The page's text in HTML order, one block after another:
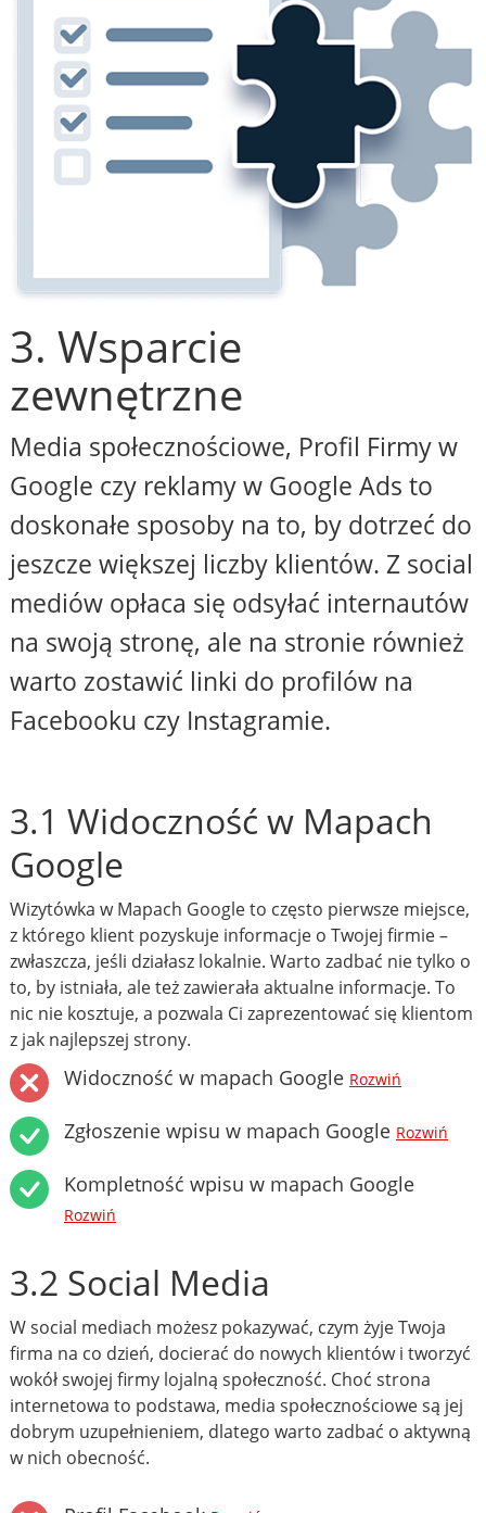
3. Wsparcie
zewnętrzne
Media społecznościowe, Profil Firmy w
Google czy reklamy w Google Ads to
doskonałe sposoby na to, by dotrzeć do
jeszcze większej liczby klientów. Z social
mediów opłaca się odsyłać internautów
na swoją stronę, ale na stronie również
warto zostawić linki do profilów na
Facebooku czy Instagramie.
3.1 Widoczność w Mapach
Google
Wizytówka w Mapach Google to często pierwsze miejsce,
z którego klient pozyskuje informacje o Twojej firmie –
zwłaszcza, jeśli działasz lokalnie. Warto zadbać nie tylko o
to, by istniała, ale też zawierała aktualne informacje. To
nic nie kosztuje, a pozwala Ci zaprezentować się klientom
z jak najlepszej strony.
Widoczność w mapach Google Rozwiń
Zgłoszenie wpisu w mapach Google Rozwiń
Kompletność wpisu w mapach Google
Rozwiń
3.2 Social Media
W social mediach możesz pokazywać, czym żyje Twoja
firma na co dzień, docierać do nowych klientów i tworzyć
wokół swojej firmy lojalną społeczność. Choć strona
internetowa to podstawa, media społecznościowe są jej
dobrym uzupełnieniem, dlatego warto zadbać o aktywną
w nich obecność.